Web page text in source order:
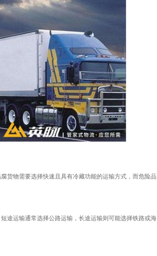
物需要选择快速且具有冷藏功能的运输方式，而危险品
运输通常选择公路运输，长途运输则可能选择铁路或海